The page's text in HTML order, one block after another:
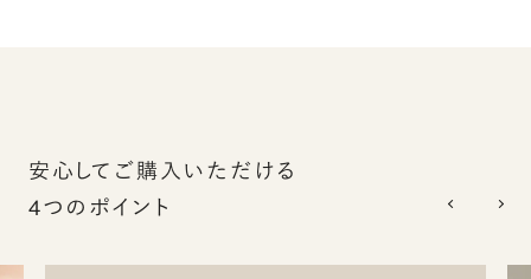
安心してご購入いただける
4つのポイント